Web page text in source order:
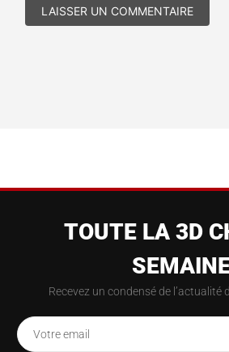
TOUTE LA 3D
Recevez un condensé de l’actualité
Votre email